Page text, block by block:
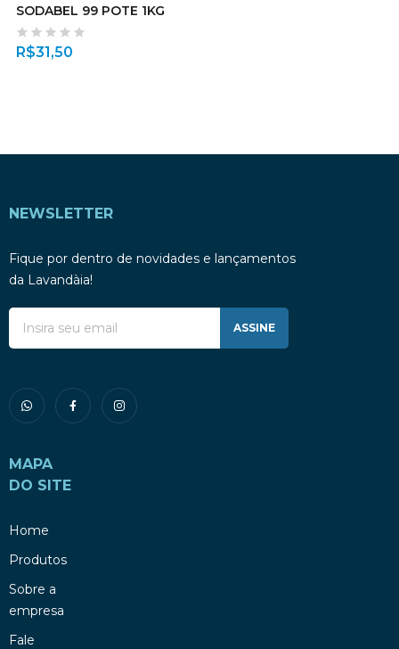
SODABEL 99 POTE 1KG
R$31,50
NEWSLETTER
Fique por dentro de novidades e lançamentos
da Lavandàia!
ASSINE
MAPA
DO SITE
Home
Produtos
Sobre a
empresa
Fale